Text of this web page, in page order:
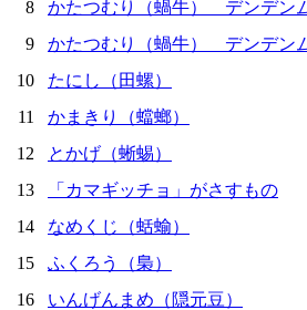
8
かたつむり（蝸牛） デンデン
9
かたつむり（蝸牛） デンデン
10
たにし（田螺）
11
かまきり（蟷螂）
12
とかげ（蜥蜴）
13
「カマギッチョ」がさすもの
14
なめくじ（蛞蝓）
15
ふくろう（梟）
16
いんげんまめ（隠元豆）